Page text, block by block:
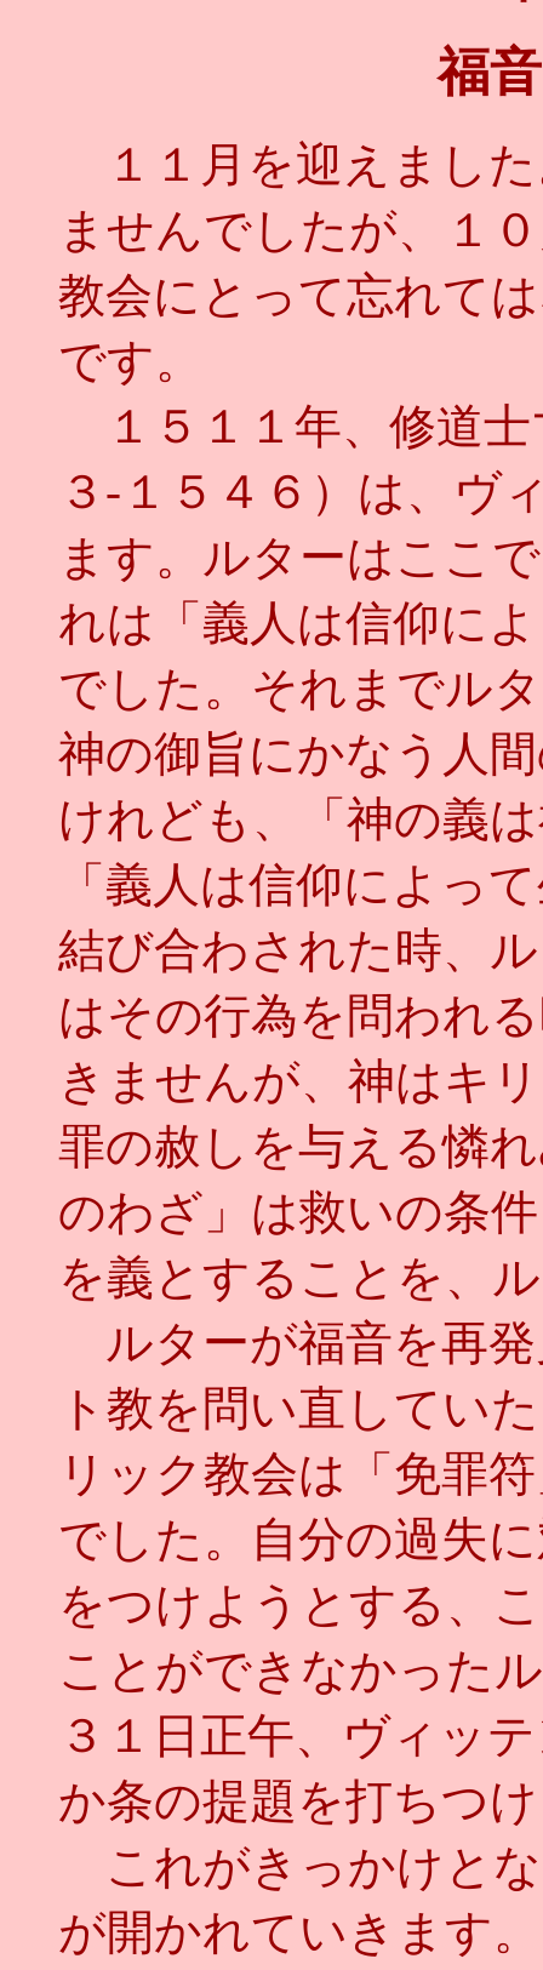
福
１１月を迎えまし
ませんでしたが、１
教会にとって忘れて
です。
１５１１年、修道士
３‐１５４６）は、ヴ
ます。ルターはここ
れは「義人は信仰に
でした。それまでル
神の御旨にかなう人
けれども、「神の義
「義人は信仰によっ
結び合わされた時、
はその行為を問われ
きませんが、神はキ
罪の赦しを与える憐
のわざ」は救いの条
を義とすることを、
ルターが福音を再
ト教を問い直してい
リック教会は「免罪
でした。自分の過失
をつけようとする、
ことができなかった
３１日正午、ヴィッ
か条の提題を打ちつ
これがきっかけと
が開かれていきます。